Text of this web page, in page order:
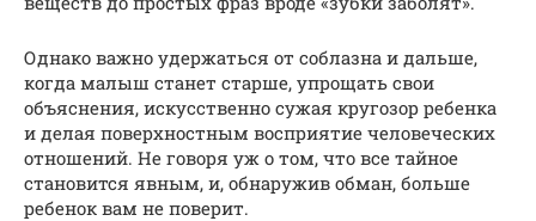
Однако важно удержаться от соблазна и дальше,
когда малыш станет старше, упрощать свои
объяснения, искусственно сужая кругозор ребенка
и делая поверхностным восприятие человеческих
отношений. Не говоря уж о том, что все тайное
становится явным, и, обнаружив обман, больше
ребенок вам не поверит.